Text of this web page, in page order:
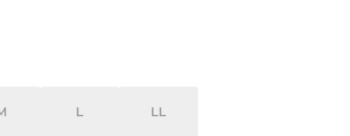
L LL